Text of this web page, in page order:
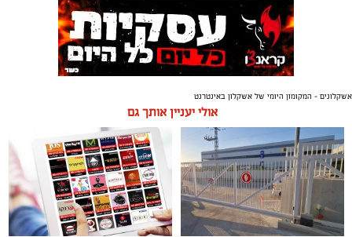
אשקלונים - המקומון היומי של אשקלון באינטרנט
אולי יעניין אותך גם